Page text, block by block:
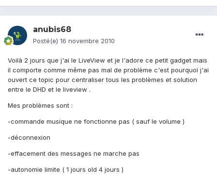
anubis68
Posté(e) 16 novembre 2010
Voilà 2 jours que j'ai le LiveView et je l'adore ce petit gadget mais
il comporte comme même pas mal de problème c'est pourquoi j'ai
ouvert ce topic pour centraliser tous les problèmes et solution
entre le DHD et le liveview .
Mes problèmes sont :
-commande musique ne fonctionne pas ( sauf le volume )
-déconnexion
-effacement des messages ne marche pas
-autonomie limite ( 1 jours old 4 jours )